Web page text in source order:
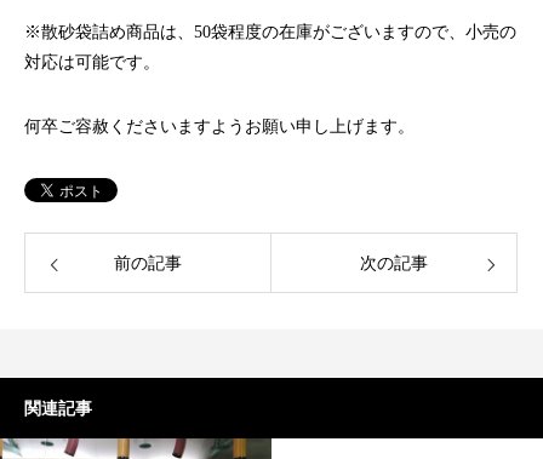
※散砂袋詰め商品は、50袋程度の在庫がございますので、小売の
対応は可能です。
何卒ご容赦くださいますようお願い申し上げます。
前の記事 次の記事
関連記事